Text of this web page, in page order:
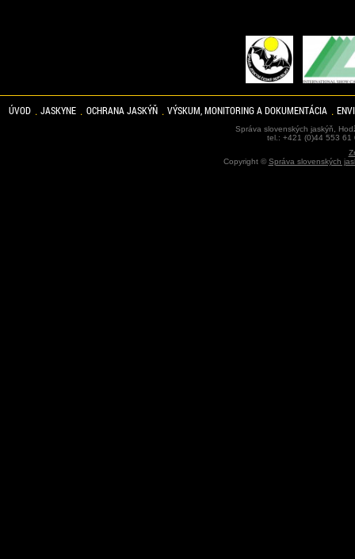
ÚVOD JASKYNE OCHRANA JASKÝŇ VÝSKUM, MONITORING A DOKUMENTÁCIA
Správa slovenských jaskýň,
tel.: +421 (0)44 553
Copyright ©Správa slovenských